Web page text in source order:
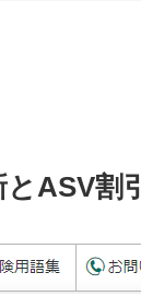
ASV割引